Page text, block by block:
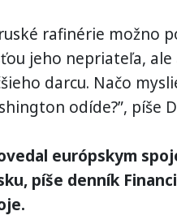
rafinérie možno
jeho nepriateľa, ale
darcu. Načo
odíde?”, píše
európskym
píše denník